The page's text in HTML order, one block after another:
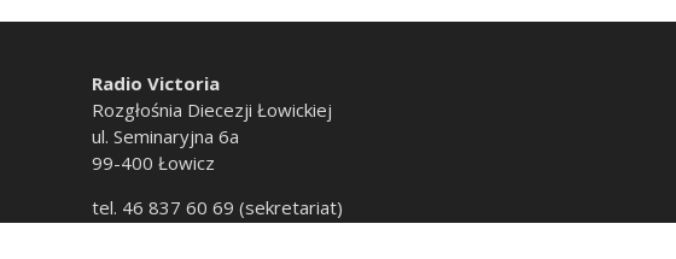
Radio Victoria
Rozgłośnia Diecezji Łowickiej
ul. Seminaryjna 6a
99-400 Łowicz
tel. 46 837 60 69 (sekretariat)